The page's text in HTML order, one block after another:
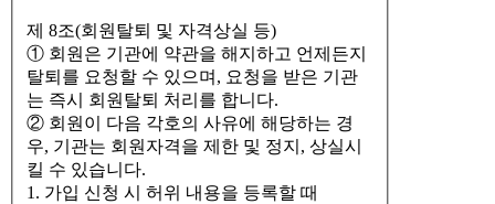
제 8조(회원탈퇴 및 자격상실 등)
① 회원은 기관에 약관을 해지하고 언제든지
탈퇴를 요청할 수 있으며, 요청을 받은 기관
는 즉시 회원탈퇴 처리를 합니다.
② 회원이 다음 각호의 사유에 해당하는 경
우, 기관는 회원자격을 제한 및 정지, 상실시
킬 수 있습니다.
1. 가입 신청 시 허위 내용을 등록할 때